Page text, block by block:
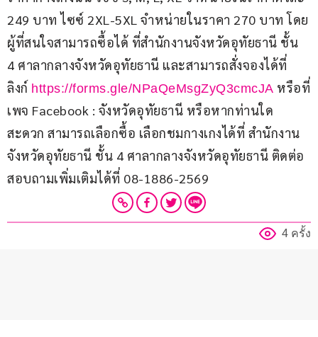
249 บาท ไซซ์ 2XL-5XL จำหน่ายในราคา 270 บาท โดย
ผู้ที่สนใจสามารถซื้อได้ ที่สำนักงานจังหวัดอุทัยธานี ชั้น
4 ศาลากลางจังหวัดอุทัยธานี และสามารถสั่งจองได้ที่
ลิงก์ https://forms.gle/NPaQeMsgZyQ3cmcJA หรือที่
เพจ Facebook : จังหวัดอุทัยธานี หรือหากท่านใด
สะดวก สามารถเลือกซื้อ เลือกชมกางเกงได้ที่ สำนักงาน
จังหวัดอุทัยธานี ชั้น 4 ศาลากลางจังหวัดอุทัยธานี ติดต่อ
สอบถามเพิ่มเติมได้ที่ 08-1886-2569
4 ครั้ง